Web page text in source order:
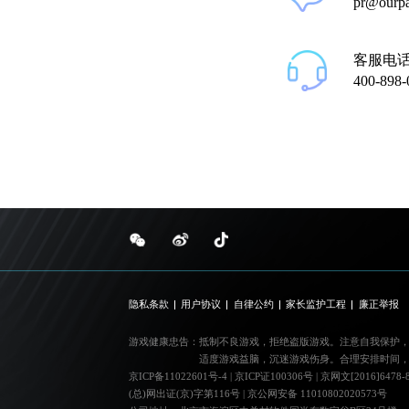
客服电
400-
隐私条款 用户协议 自律公约 家长监护工程 廉正举报
游戏健康忠告： 抵制不良游戏，拒绝盗版游戏。注意自我保护
适度游戏益脑，沉迷游戏伤身。合理安排时间
京ICP备11022601号-4| 京ICP证100306号
京网文[2016]6478-
(总)网出证(京)字第116号|
京公网安备 11010802020573号